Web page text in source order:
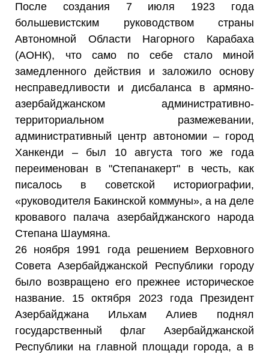
После создания 7 июля 1923 года
большевистским руководством страны
Автономной Области Нагорного Карабаха
(АОНК), что само по себе стало миной
замедленного действия и заложило основу
несправедливости и дисбаланса в армяно-
азербайджанском административно-
территориальном размежевании,
административный центр автономии – город
Ханкенди – был 10 августа того же года
переименован в "Степанакерт" в честь, как
писалось в советской историографии,
«руководителя Бакинской коммуны», а на деле
кровавого палача азербайджанского народа
Степана Шаумяна.
26 ноября 1991 года решением Верховного
Совета Азербайджанской Республики городу
было возвращено его прежнее историческое
название. 15 октября 2023 года Президент
Азербайджана Ильхам Алиев поднял
государственный флаг Азербайджанской
Республики на главной площади города, а в